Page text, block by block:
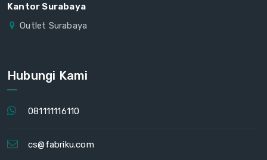
Kantor Surabaya
Outlet Surabaya
Hubungi Kami
081111116110
cs@fabriku.com